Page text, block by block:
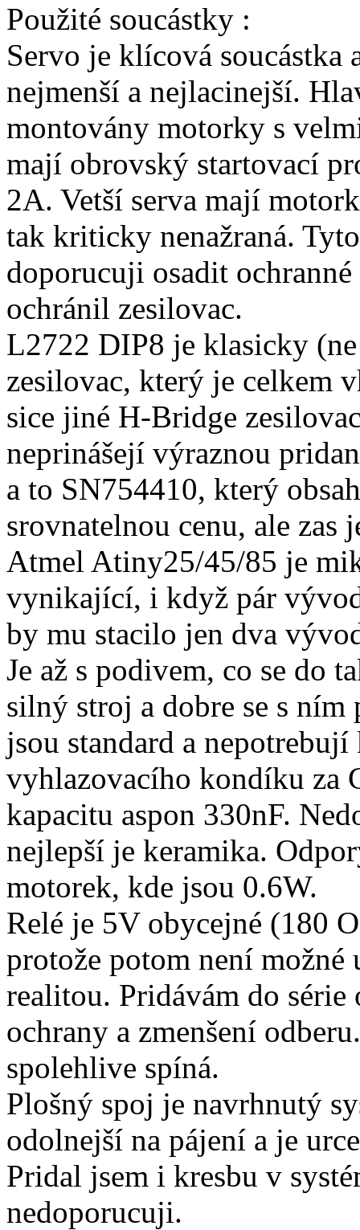
Použité soucástky :
Servo je klícová
nejmenší a nejlacinejší.
montovány motorky s
mají obrovský startovací
2A. Vetší serva mají
tak kriticky nenažraná.
doporucuji osadit
ochránil zesilovac.
L2722 DIP8 je klasicky
zesilovac, který je celkem
sice jiné H-Bridge
neprinášejí výraznou
a to SN754410, který
srovnatelnou cenu, ale zas
Atmel Atiny25/45/85 je
vynikající, i když pár
by mu stacilo jen dva
Je až s podivem, co se do
silný stroj a dobre se s
jsou standard a
vyhlazovacího kondíku za
kapacitu aspon 330nF.
nejlepší je keramika.
motorek, kde jsou 0.6W.
Relé je 5V obycejné (180
protože potom není možné
realitou. Pridávám do
ochrany a zmenšení
spolehlive spíná.
Plošný spoj je navrhnutý
odolnejší na pájení a je
Pridal jsem i kresbu v
nedoporucuji.